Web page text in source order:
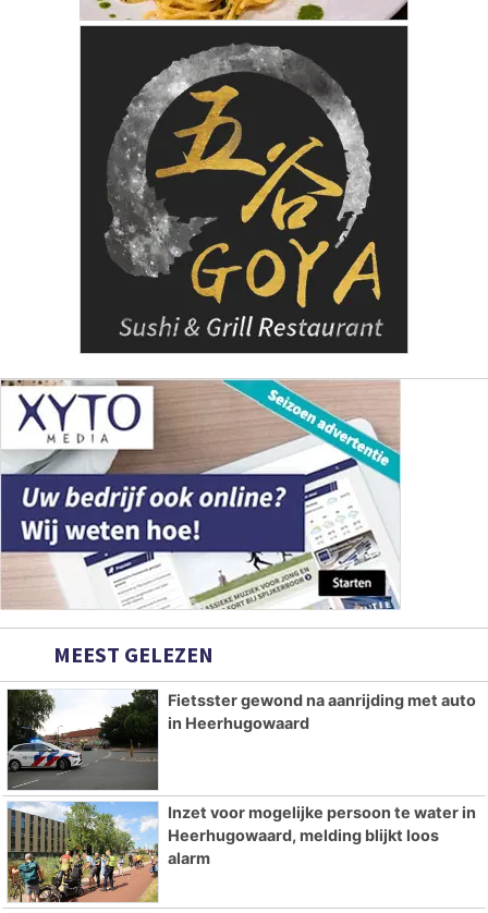
MEEST GELEZEN
Fietsster gewond na aanrijding met auto
in Heerhugowaard
Inzet voor mogelijke persoon te water in
Heerhugowaard, melding blijkt loos
alarm